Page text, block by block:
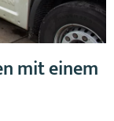
mit einem